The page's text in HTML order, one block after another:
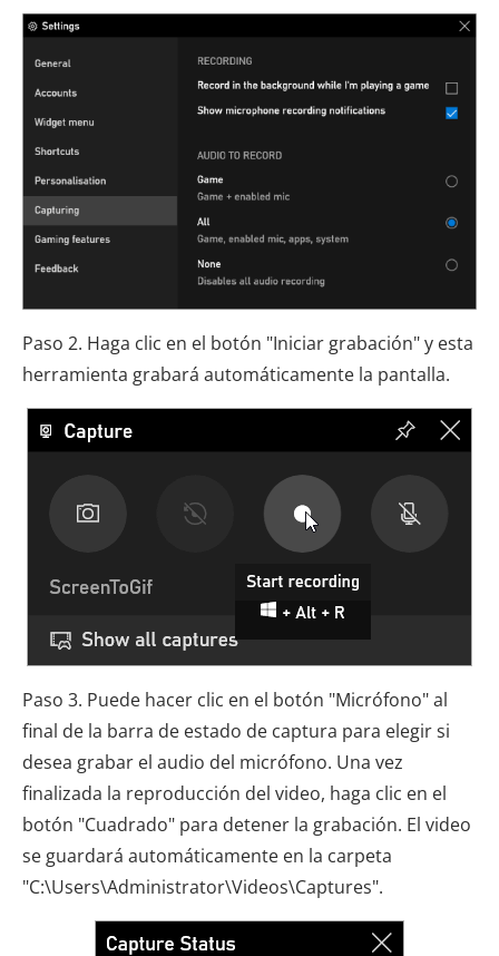
Paso 2. Haga clic en el botón "Iniciar grabación" y esta
herramienta grabará automáticamente la pantalla.
Paso 3. Puede hacer clic en el botón "Micrófono" al
final de la barra de estado de captura para elegir si
desea grabar el audio del micrófono. Una vez
finalizada la reproducción del video, haga clic en el
botón "Cuadrado" para detener la grabación. El video
se guardará automáticamente en la carpeta
"C:\Users\Administrator\Videos\Captures".